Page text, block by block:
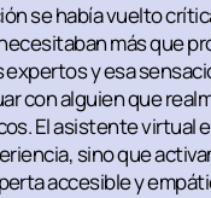
se había vuelto
más que
y esa
con alguien que
El asistente virtual
sino que
accesible y